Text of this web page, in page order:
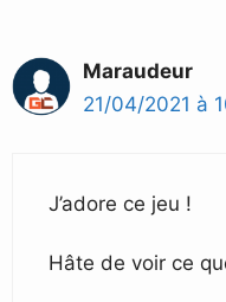
Maraudeur
21/04/2021 à
J’adore ce jeu !
Hâte de voir ce